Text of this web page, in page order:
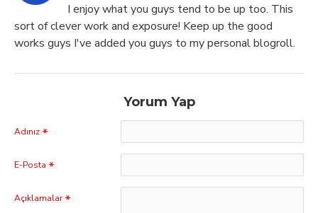
I enjoy what you guys tend to be up too. This
sort of clever work and exposure! Keep up the good
works guys I've added you guys to my personal blogroll.
Yorum Yap
Adınız
E-Posta
Açıklamalar